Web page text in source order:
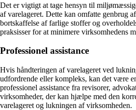
Det er vigtigt at tage hensyn til
af varelageret. Dette kan omfatte genbrug
bortskaffelse af farlige stoffer og
praksisser for at minimere virksomhedens
Professionel assistance
Hvis håndteringen af varelageret ved
udfordrende eller kompleks, kan det være
professionel assistance fra revisorer,
virksomheder, der kan hjælpe med den
varelageret og lukningen af virksomheden.